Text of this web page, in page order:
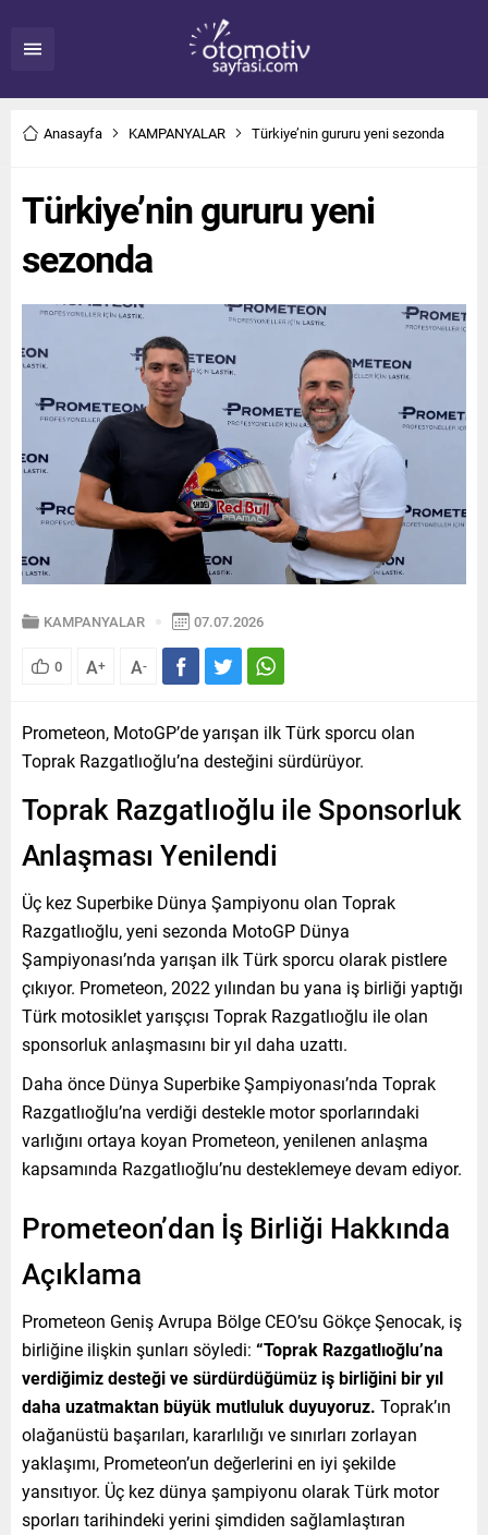
Anasayfa KAMPANYALAR Türkiye’nin gururu yeni sezonda
Türkiye’nin gururu yeni
sezonda
KAMPANYALAR 07.07.2026
0 A+ A-
Prometeon, MotoGP’de yarışan ilk Türk sporcu olan
Toprak Razgatlıoğlu’na desteğini sürdürüyor.
Toprak Razgatlıoğlu ile Sponsorluk
Anlaşması Yenilendi
Üç kez Superbike Dünya Şampiyonu olan Toprak
Razgatlıoğlu, yeni sezonda MotoGP Dünya
Şampiyonası’nda yarışan ilk Türk sporcu olarak pistlere
çıkıyor. Prometeon, 2022 yılından bu yana iş birliği yaptığı
Türk motosiklet yarışçısı Toprak Razgatlıoğlu ile olan
sponsorluk anlaşmasını bir yıl daha uzattı.
Daha önce Dünya Superbike Şampiyonası’nda Toprak
Razgatlıoğlu’na verdiği destekle motor sporlarındaki
varlığını ortaya koyan Prometeon, yenilenen anlaşma
kapsamında Razgatlıoğlu’nu desteklemeye devam ediyor.
Prometeon’dan İş Birliği Hakkında
Açıklama
Prometeon Geniş Avrupa Bölge CEO’su Gökçe Şenocak, iş
birliğine ilişkin şunları söyledi: “Toprak Razgatlıoğlu’na
verdiğimiz desteği ve sürdürdüğümüz iş birliğini bir yıl
daha uzatmaktan büyük mutluluk duyuyoruz. Toprak’ın
olağanüstü başarıları, kararlılığı ve sınırları zorlayan
yaklaşımı, Prometeon’un değerlerini en iyi şekilde
yansıtıyor. Üç kez dünya şampiyonu olarak Türk motor
sporları tarihindeki yerini şimdiden sağlamlaştıran